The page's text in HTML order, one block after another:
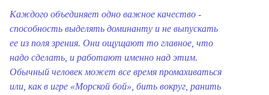
Каждого объединяет одно важное качество -
способность выделять доминанту и не выпускать
ее из поля зрения. Они ощущают то главное, что
надо сделать, и работают именно над этим.
Обычный человек может все время промахиваться
или, как в игре «Морской бой», бить вокруг, ранить